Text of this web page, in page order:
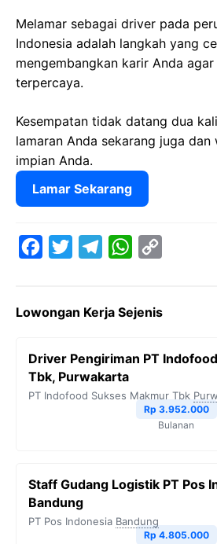
Melamar sebagai driver pada
Indonesia adalah langkah yang
mengembangkan karir Anda
terpercaya.
Kesempatan tidak datang dua
lamaran Anda sekarang juga
impian Anda.
Lamar Sekarang
e
o
o
t
e
e
r
a
W
t
A
p
y
i
k
Lowongan Kerja Sejenis
Driver Pengiriman PT
Tbk, Purwakarta
PT Indofood Sukses Makmur Tbk
Rp 3.952.000
Bulanan
Staff Gudang Logistik PT Pos
Bandung
PT Pos Indonesia Bandung
Rp 4.805.000